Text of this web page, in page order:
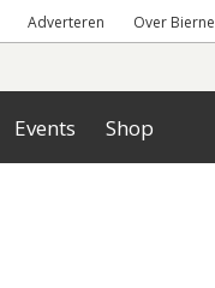
Adverteren Over
Events Shop